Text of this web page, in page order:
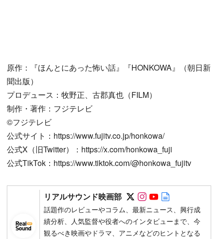
原作：『ほんとにあった怖い話』『HONKOWA』（朝日新
聞出版）
プロデュース：牧野正、古郡真也（FILM）
制作・著作：フジテレビ
©︎フジテレビ
公式サイト：https://www.fujitv.co.jp/honkowa/
公式X（旧Twitter）：https://x.com/honkowa_fuji
公式TikTok：https://www.tiktok.com/@honkowa_fujitv
リアルサウンド映画部 Follow on SNS
Follow on SNS
Follow on
話題作のレビューやコラム、最新ニュース、興行成
績分析、人気監督や役者へのインタビューまで、今
観るべき映画やドラマ、アニメなどのヒントとなる